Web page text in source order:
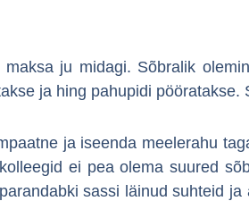
ju midagi. Sõbralik
ja hing pahupidi pööratakse.
ja iseenda meelerahu
ei pea olema suured
sassi läinud suhteid